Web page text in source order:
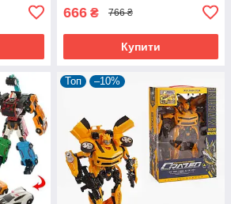
666 ₴ 766 ₴
Купити
Топ –10%